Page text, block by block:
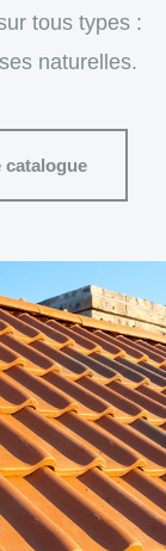
tous types :
naturelles.
catalogue